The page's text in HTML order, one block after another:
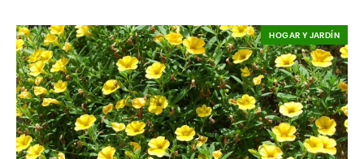
HOGAR Y JARDÍN